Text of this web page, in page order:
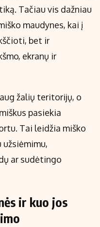
Tačiau vis dažniau
maudynes, kai į
bet ir
ekranų ir
žalių teritorijų, o
pasiekia
Tai leidžia miško
ar sudėtingo
ir kuo jos